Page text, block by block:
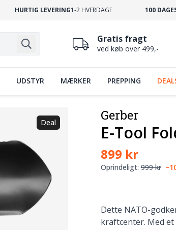
HURTIG LEVERING1-2 HVERDAGE 100
Gratis fragt
ved køb over 499,-
UDSTYR MÆRKER PREPPING
Deal Gerber
E-Tool
899 kr
Oprindeligt: 999 kr
Dette NATO-
kraftcenter. Med